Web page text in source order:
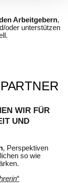
Arbeitgebern,
oder unterstützen
WIR FÜR
UND
, Perspektiven
so wie
“